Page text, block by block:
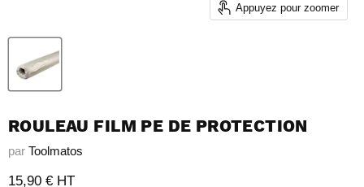
Appuyez pour zoomer
ROULEAU FILM PE DE PROTECTION
par Toolmatos
Prix actuel
15,90 € HT